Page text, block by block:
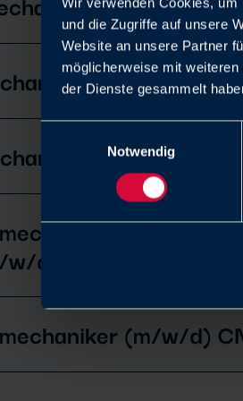
und die Zugriffe auf unsere
Website an unsere Partner
möglicherweise mit
der Dienste gesammelt
Notwendig
- CNC-
(m/w/d) -
CNC
d)
(m/w/d)